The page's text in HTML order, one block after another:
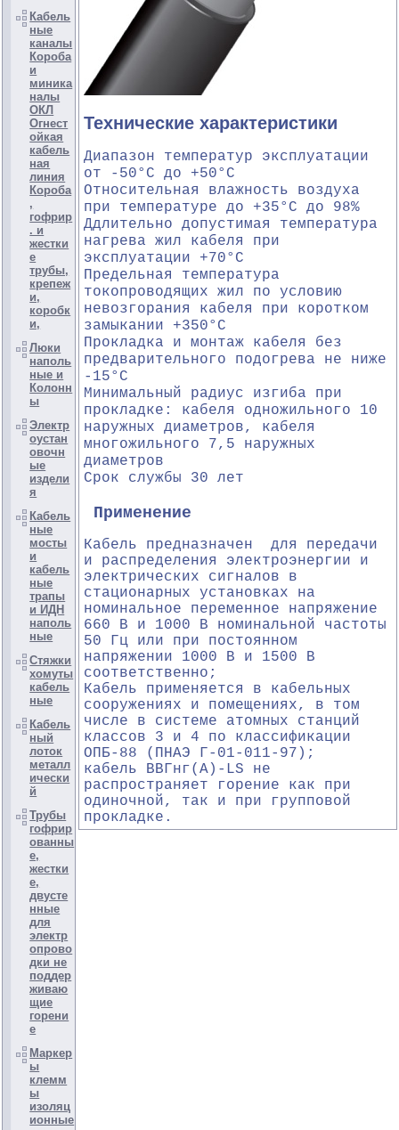
Кабель
ные
каналы
Короба
и
миника
налы
ОКЛ
Огнест
ойкая
кабель
ная
линия
Короба
,
гофрир
. и
жестки
е
трубы,
крепеж
и,
коробк
и,
Люки
наполь
ные и
Колонн
ы
Электр
оустан
овочн
ые
издели
я
Кабель
ные
мосты
и
кабель
ные
трапы
и ИДН
наполь
ные
Стяжки
хомуты
кабель
ные
Кабель
ный
лоток
металл
ически
й
Трубы
гофрир
ованны
е,
жестки
е,
двусте
нные
для
электр
опрово
дки не
поддер
живаю
щие
горени
е
Маркер
ы
клемм
ы
изоляц
ионные
Технические характеристики
Диапазон температур эксплуатации
от -50°С до +50°С
Относительная влажность воздуха
при температуре до +35°С до 98%
Ддлительно допустимая температура
нагрева жил кабеля при
эксплуатации +70°С
Предельная температура
токопроводящих жил по условию
невозгорания кабеля при коротком
замыкании +350°С
Прокладка и монтаж кабеля без
предварительного подогрева не ниже
-15°С
Минимальный радиус изгиба при
прокладке: кабеля одножильного 10
наружных диаметров, кабеля
многожильного 7,5 наружных
диаметров
Срок службы 30 лет
Применение
Кабель предназначен для передачи
и распределения электроэнергии и
электрических сигналов в
стационарных установках на
номинальное переменное напряжение
660 В и 1000 В номинальной частоты
50 Гц или при постоянном
напряжении 1000 В и 1500 В
соответственно;
Кабель применяется в кабельных
сооружениях и помещениях, в том
числе в системе атомных станций
классов 3 и 4 по классификации
ОПБ-88 (ПНАЭ Г-01-011-97);
кабель ВВГнг(А)-LS не
распространяет горение как при
одиночной, так и при групповой
прокладке.